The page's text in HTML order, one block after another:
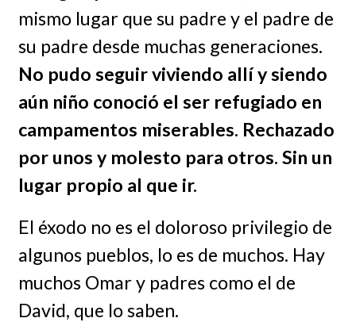
mismo lugar que su padre y el padre de
su padre desde muchas generaciones.
No pudo seguir viviendo allí y siendo
aún niño conoció el ser refugiado en
campamentos miserables. Rechazado
por unos y molesto para otros. Sin un
lugar propio al que ir.
El éxodo no es el doloroso privilegio de
algunos pueblos, lo es de muchos. Hay
muchos Omar y padres como el de
David, que lo saben.